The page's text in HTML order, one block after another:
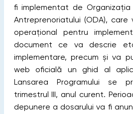
fi implementat de
Antreprenoriatului (ODA),
operațional pentru
document ce va descrie
implementare, precum și va
web oficială un ghid al
Lansarea Programului se
trimestrul III, anul curent.
depunere a dosarului va fi